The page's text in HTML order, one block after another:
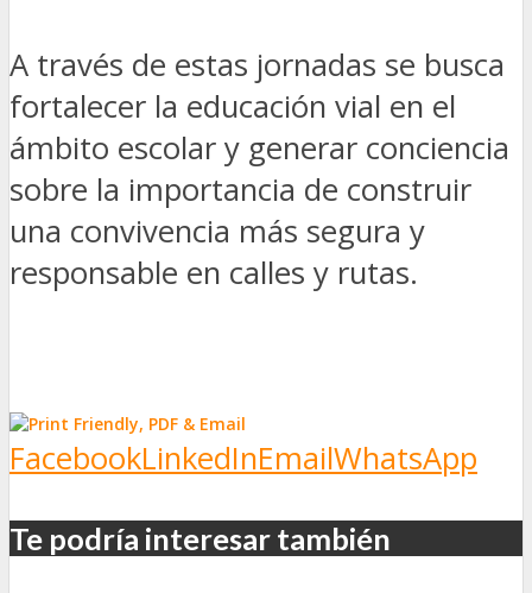
A través de estas jornadas se busca
fortalecer la educación vial en el
ámbito escolar y generar conciencia
sobre la importancia de construir
una convivencia más segura y
responsable en calles y rutas.
FacebookLinkedInEmailWhatsApp
Te podría interesar también